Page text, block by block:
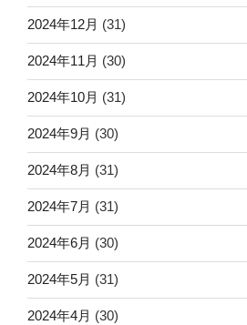
2024年12月 (31)
2024年11月 (30)
2024年10月 (31)
2024年9月 (30)
2024年8月 (31)
2024年7月 (31)
2024年6月 (30)
2024年5月 (31)
2024年4月 (30)